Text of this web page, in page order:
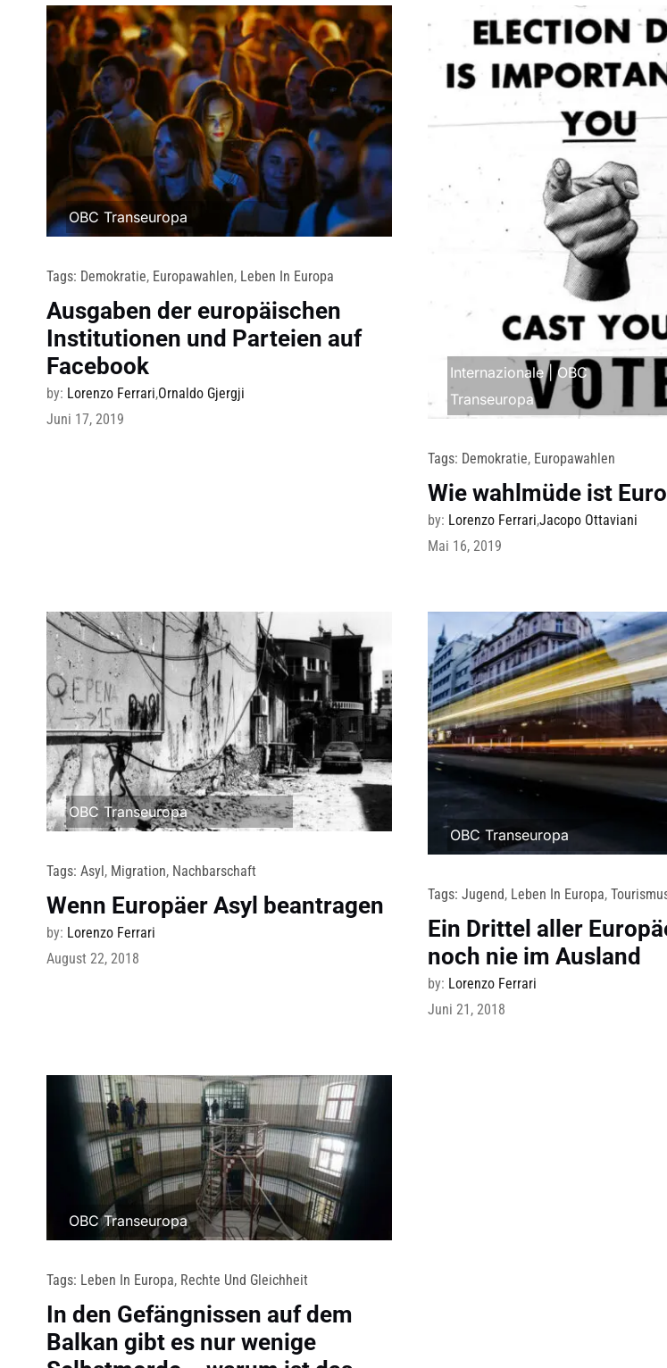
OBC Transeuropa
Tags: Demokratie, Europawahlen, Leben In Europa
Ausgaben der europäischen
Institutionen und Parteien auf
Facebook
by: Lorenzo Ferrari,Ornaldo Gjergji
Juni 17, 2019
Internazionale|OBC
Transeuropa
Tags: Demokratie, Europawahlen
Wie wahlmüde ist
by: Lorenzo Ferrari,Jacopo Ottaviani
Mai 16, 2019
OBC Transeuropa
Tags: Asyl, Migration, Nachbarschaft
Wenn Europäer Asyl beantragen
by: Lorenzo Ferrari
August 22, 2018
OBC Transeuropa
Tags: Jugend, Leben In Europa,
Ein Drittel aller
noch nie im Ausland
by: Lorenzo Ferrari
Juni 21, 2018
OBC Transeuropa
Tags: Leben In Europa, Rechte Und Gleichheit
In den Gefängnissen auf dem
Balkan gibt es nur wenige